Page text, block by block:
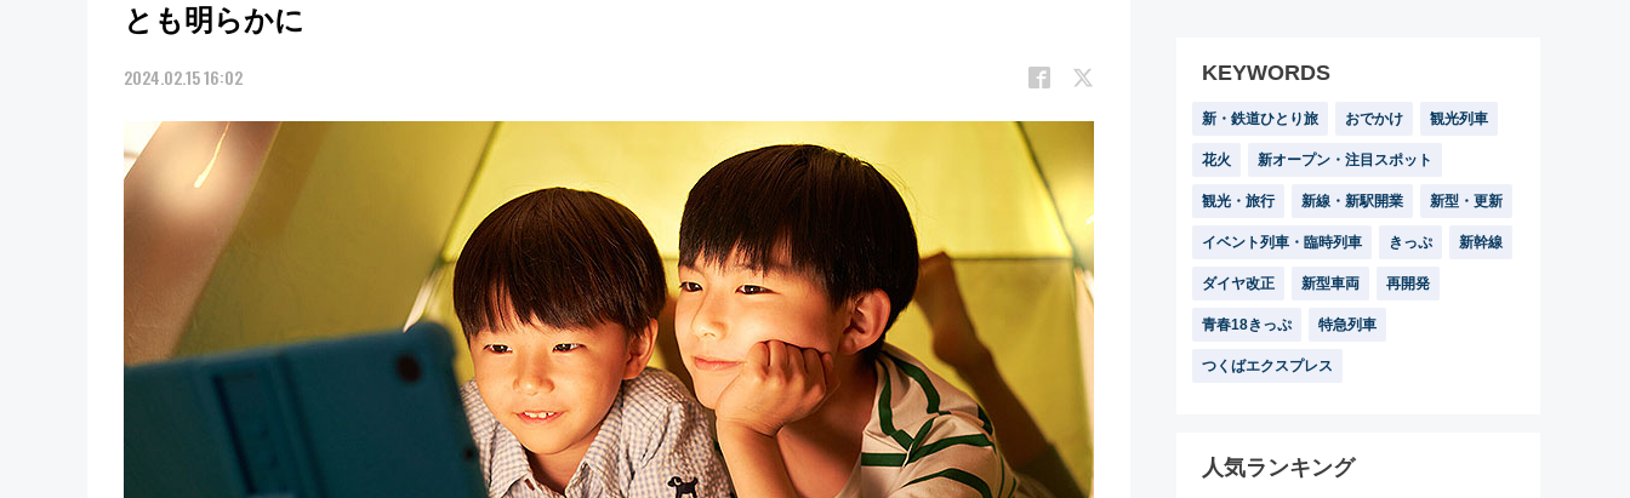
とも明らかに
2024.02.15 16:02 KEYWORDS
新・鉄道ひとり旅 おでかけ 観光列車
花火 新オープン・注目スポット
観光・旅行 新線・新駅開業 新型・更新
イベント列車・臨時列車 きっぷ 新幹線
ダイヤ改正 新型車両 再開発
青春18きっぷ 特急列車
つくばエクスプレス
人気ランキング